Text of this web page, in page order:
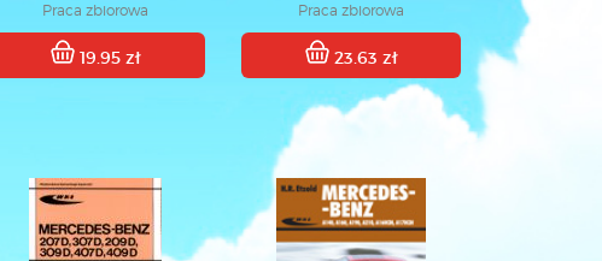
Praca zbiorowa
19.95 zł
Praca zbiorowa
23.63 zł